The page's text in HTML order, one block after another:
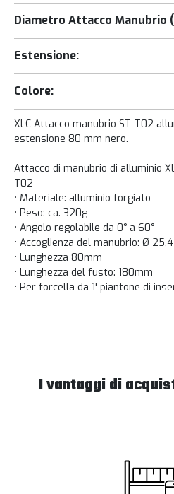
Diametro Attacco Manubrio
Estensione:
Colore:
XLC Attacco manubrio ST-T02
estensione 80 mm nero.
Attacco di manubrio di alluminio
T02
• Materiale: alluminio forgiato
• Peso: ca. 320g
• Angolo regolabile da 0° a 60°
• Accoglienza del manubrio: Ø
• Lunghezza 80mm
• Lunghezza del fusto: 180mm
• Per forcella da 1' piantone di
I vantaggi di